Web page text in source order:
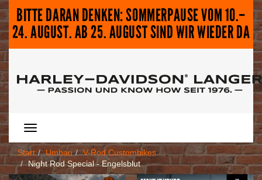
BITTE DARAN DENKEN: SOMMERPAUSE VOM 10.–
24. AUGUST. AB 25. AUGUST SIND WIR WIEDER DA
Menü
Start Umbau
V-Rod Custombikes
Night Rod Special - Engelsblut